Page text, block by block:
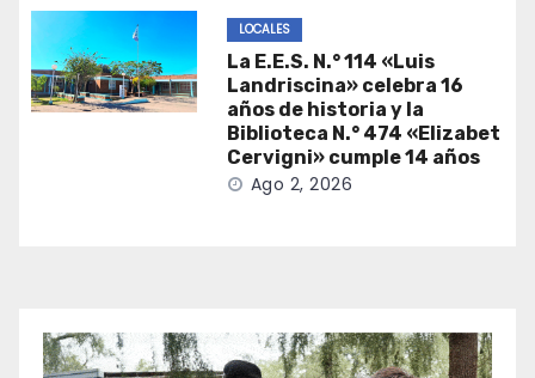
LOCALES
La E.E.S. N.° 114 «Luis
Landriscina» celebra 16
años de historia y la
Biblioteca N.° 474 «Elizabet
Cervigni» cumple 14 años
Ago 2, 2026